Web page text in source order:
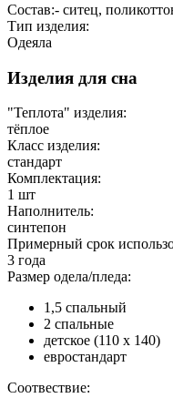
Состав:- ситец,
Тип изделия:
Одеяла
Изделия для сна
"Теплота" изделия:
тёплое
Класс изделия:
стандарт
Комплектация:
1 шт
Наполнитель:
синтепон
Примерный срок
3 года
Размер одела/пледа:
1,5 спальный
2 спальные
детское (110 х 140)
евростандарт
Соотвествие: